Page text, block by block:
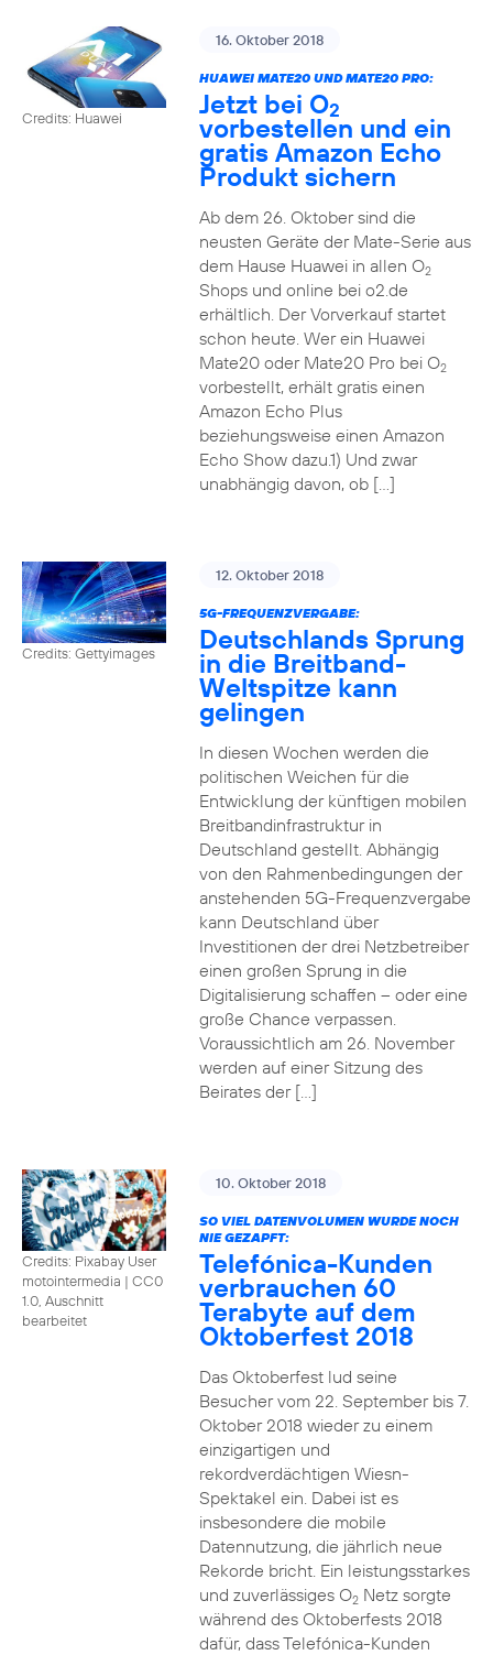
Credits: Huawei
16. Oktober 2018
HUAWEI MATE20 UND MATE20 PRO:
Jetzt bei O2
vorbestellen und ein
gratis Amazon Echo
Produkt sichern
Ab dem 26. Oktober sind die
neusten Geräte der Mate-Serie aus
dem Hause Huawei in allen O2
Shops und online bei o2.de
erhältlich. Der Vorverkauf startet
schon heute. Wer ein Huawei
Mate20 oder Mate20 Pro bei O2
vorbestellt, erhält gratis einen
Amazon Echo Plus
beziehungsweise einen Amazon
Echo Show dazu.1) Und zwar
unabhängig davon, ob […]
Credits: Gettyimages
12. Oktober 2018
5G-FREQUENZVERGABE:
Deutschlands Sprung
in die Breitband-
Weltspitze kann
gelingen
In diesen Wochen werden die
politischen Weichen für die
Entwicklung der künftigen mobilen
Breitbandinfrastruktur in
Deutschland gestellt. Abhängig
von den Rahmenbedingungen der
anstehenden 5G-Frequenzvergabe
kann Deutschland über
Investitionen der drei Netzbetreiber
einen großen Sprung in die
Digitalisierung schaffen – oder eine
große Chance verpassen.
Voraussichtlich am 26. November
werden auf einer Sitzung des
Beirates der […]
Credits: Pixabay User
motointermedia | CC0
1.0, Auschnitt
bearbeitet
10. Oktober 2018
SO VIEL DATENVOLUMEN WURDE NOCH
NIE GEZAPFT:
Telefónica-Kunden
verbrauchen 60
Terabyte auf dem
Oktoberfest 2018
Das Oktoberfest lud seine
Besucher vom 22. September bis 7.
Oktober 2018 wieder zu einem
einzigartigen und
rekordverdächtigen Wiesn-
Spektakel ein. Dabei ist es
insbesondere die mobile
Datennutzung, die jährlich neue
Rekorde bricht. Ein leistungsstarkes
und zuverlässiges O2Netz sorgte
während des Oktoberfests 2018
dafür, dass Telefónica-Kunden